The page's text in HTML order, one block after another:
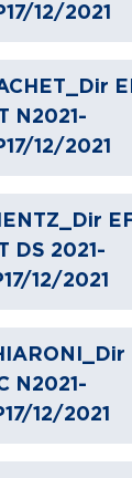
12/2021
N2021-
12/2021
DS 2021-
12/2021
N2021-
12/2021